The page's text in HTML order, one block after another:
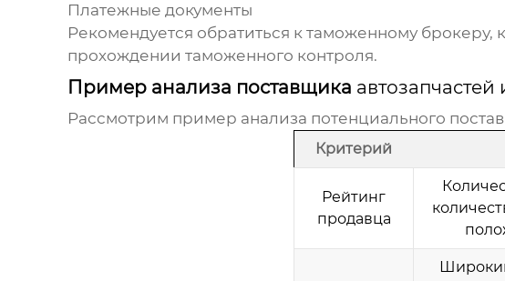
Платежные документы
Рекомендуется обратиться к таможенному
прохождении таможенного контроля.
Пример анализа поставщика автозапчастей
Рассмотрим пример анализа потенциального
Критерий
Рейтинг
продавца